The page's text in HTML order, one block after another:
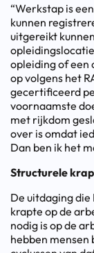
“Werkstap is
kunnen
uitgereikt
opleiding of een
op volgens het
gecertificeerd
voornaamste
met rijkdom
over is omdat
Dan ben ik het
Structurele
De uitdaging
krapte op de
nodig is op de
hebben